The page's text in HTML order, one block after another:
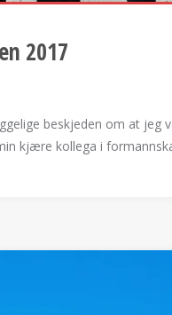
2017
beskjeden om at
kjære kollega i